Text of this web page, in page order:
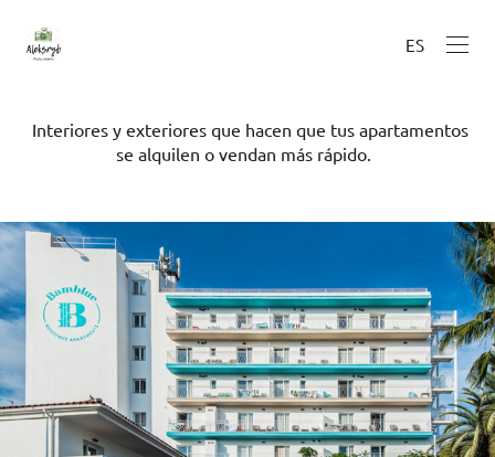
ES
Interiores y exteriores que hacen que tus apartamentos
se alquilen o vendan más rápido.